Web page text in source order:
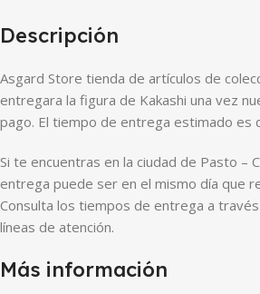
Descripción
Asgard Store tienda de artículos de
entregara la figura de Kakashi una vez
pago. El tiempo de entrega estimado es
Si te encuentras en la ciudad de Pasto –
entrega puede ser en el mismo día que
Consulta los tiempos de entrega a
líneas de atención.
Más información